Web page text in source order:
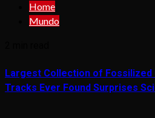
Home
Mundo
Largest Collection of Fossilized
Tracks Ever Found Surprises